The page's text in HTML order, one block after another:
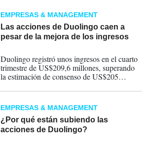
EMPRESAS & MANAGEMENT
Las acciones de Duolingo caen a
pesar de la mejora de los ingresos
Duolingo registró unos ingresos en el cuarto
trimestre de US$209,6 millones, superando
la estimación de consenso de US$205
interanual del 39 %.
EMPRESAS & MANAGEMENT
¿Por qué están subiendo las
acciones de Duolingo?